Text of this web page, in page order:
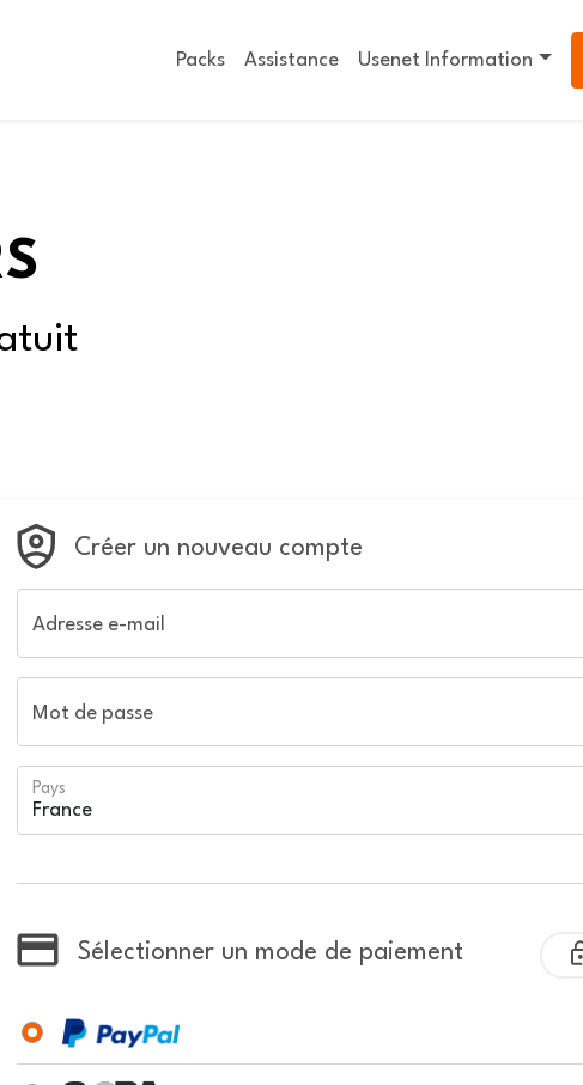
Packs Assistance Usenet Information
Créer un nouveau compte
Adresse e-mail
Mot de passe
Pays
Sélectionner un mode de paiement